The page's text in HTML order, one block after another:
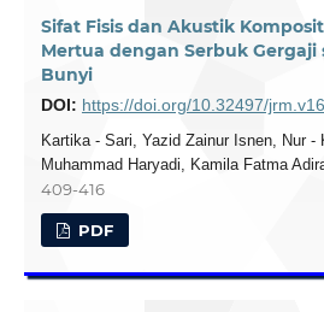
Sifat Fisis dan Akustik
Mertua dengan Serbuk Gergaji
Bunyi
DOI: https://doi.org/10.32497/
Kartika - Sari, Yazid Zainur Isnen, Nur -
Muhammad Haryadi, Kamila Fatma
409-416
PDF